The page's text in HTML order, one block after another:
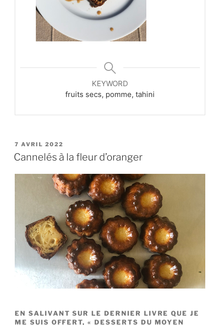
KEYWORD
fruits secs, pomme, tahini
PUBLIÉ
LE
7 AVRIL 2022
Cannelés à la fleur d’oranger
EN SALIVANT SUR LE DERNIER LIVRE QUE JE
ME SUIS OFFERT, « DESSERTS DU MOYEN